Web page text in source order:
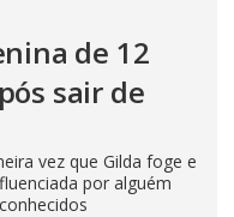
de 12
sair de
vez que Gilda foge e
por alguém